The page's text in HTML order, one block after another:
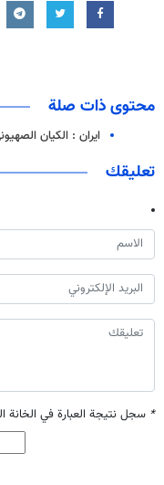
محتوى ذات صلة
ايران : الكيان
تعليقك
* سجل نتيجة العبارة في الخانة